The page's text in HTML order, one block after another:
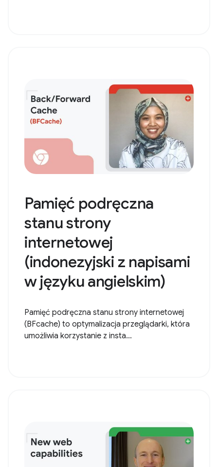
Pamięć podręczna
stanu strony
internetowej
(indonezyjski z napisami
w języku angielskim)
Pamięć podręczna stanu strony internetowej
(BFcache) to optymalizacja przeglądarki, która
umożliwia korzystanie z insta...